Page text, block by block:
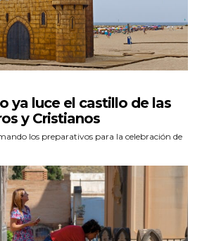
ya luce el castillo de las
y Cristianos
los preparativos para la celebración de